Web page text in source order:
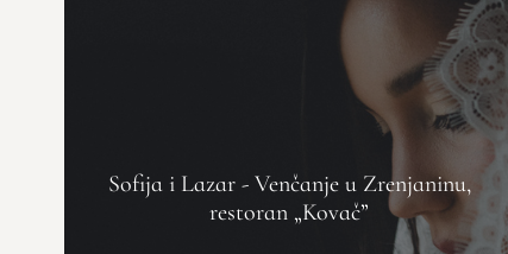
Sofija i Lazar - Venčanje u Zrenjaninu,
restoran „Kovač”